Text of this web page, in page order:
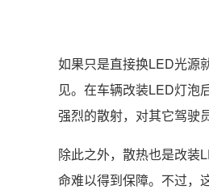
如果只是直接换LED光源
见。在车辆改装LED灯泡
强烈的散射，对其它驾驶
除此之外，散热也是改装
命难以得到保障。不过，